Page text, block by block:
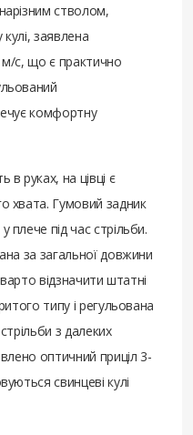
стволом,
заявлена
с, що є практично
комфортну
руках, на цівці є
хвата. Гумовий задник
під час стрільби.
за загальної довжини
відзначити штатні
типу і регульована
з далеких
оптичний приціл 3-
свинцеві кулі